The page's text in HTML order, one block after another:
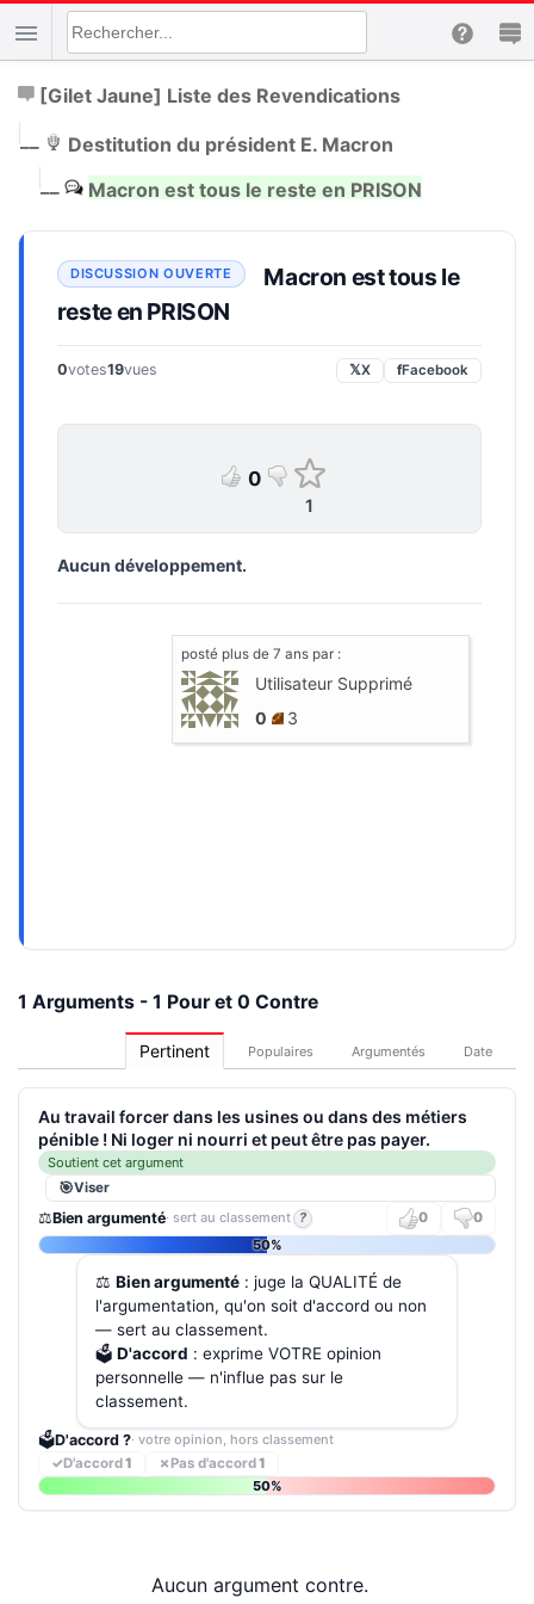
[Gilet Jaune] Liste des Revendications
__
Destitution du président E. Macron
__ Macron est tous le reste en PRISON
Macron est tous le
reste en PRISON
0votes19vues 𝕏X fFacebook
0
1
Aucun développement.
posté plus de 7 ans par :
Utilisateur Supprimé
0
3
1 Arguments - 1 Pour et 0 Contre
Pertinent Populaires Argumentés Date
Au travail forcer dans les usines ou dans des métiers
pénible ! Ni loger ni nourri et peut être pas payer.
Soutient cet argument
Viser
⚖️Bien argumenté· sert au classement ? 0
0
50%
⚖️ Bien argumenté : juge la QUALITÉ de
l'argumentation, qu'on soit d'accord ou non
— sert au classement.
🗳️ D'accord : exprime VOTRE opinion
personnelle — n'influe pas sur le
classement.
🗳️D'accord ?· votre opinion, hors classement
✓D'accord1 ✗Pas d'accord1
50%
Aucun argument contre.